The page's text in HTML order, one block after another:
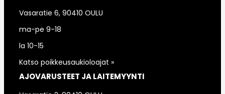
Vasaratie 6, 90410 OULU
ma-pe 9-18
la 10-15
Katso poikkeusaukioloajat »
AJOVARUSTEET JA LAITEMYYNTI